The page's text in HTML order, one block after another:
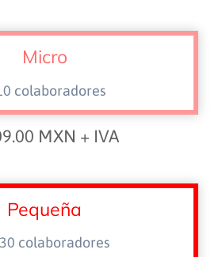
Micro
colaboradores
MXN + IVA
Pequeña
colaboradores